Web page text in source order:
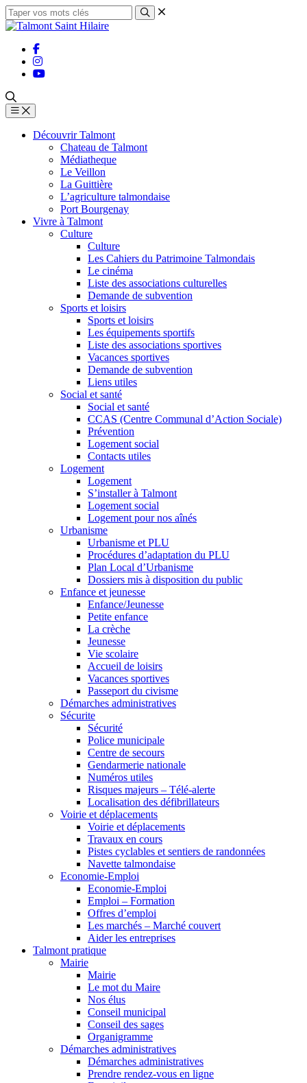
Découvrir Talmont
Chateau de Talmont
Médiatheque
Le Veillon
La Guittière
L’agriculture talmondaise
Port Bourgenay
Vivre à Talmont
Culture
Culture
Les Cahiers du Patrimoine Talmondais
Le cinéma
Liste des associations culturelles
Demande de subvention
Sports et loisirs
Sports et loisirs
Les équipements sportifs
Liste des associations sportives
Vacances sportives
Demande de subvention
Liens utiles
Social et santé
Social et santé
CCAS (Centre Communal d’Action Sociale)
Prévention
Logement social
Contacts utiles
Logement
Logement
S’installer à Talmont
Logement social
Logement pour nos aînés
Urbanisme
Urbanisme et PLU
Procédures d’adaptation du PLU
Plan Local d’Urbanisme
Dossiers mis à disposition du public
Enfance et jeunesse
Enfance/Jeunesse
Petite enfance
La crèche
Jeunesse
Vie scolaire
Accueil de loisirs
Vacances sportives
Passeport du civisme
Démarches administratives
Sécurite
Sécurité
Police municipale
Centre de secours
Gendarmerie nationale
Numéros utiles
Risques majeurs – Télé-alerte
Localisation des défibrillateurs
Voirie et déplacements
Voirie et déplacements
Travaux en cours
Pistes cyclables et sentiers de randonnées
Navette talmondaise
Economie-Emploi
Economie-Emploi
Emploi – Formation
Offres d’emploi
Les marchés – Marché couvert
Aider les entreprises
Talmont pratique
Mairie
Mairie
Le mot du Maire
Nos élus
Conseil municipal
Conseil des sages
Organigramme
Démarches administratives
Démarches administratives
Prendre rendez-vous en ligne